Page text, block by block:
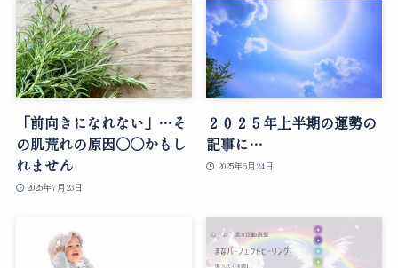
「前向きになれない」…そ
の肌荒れの原因○○かもし
れません
2025年7月23日
２０２５年上半期の運勢の
記事に…
2025年6月24日